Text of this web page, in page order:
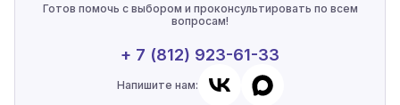
Готов помочь с выбором и проконсультировать по всем
вопросам!
+ 7 (812) 923-61-33
Напишите нам: